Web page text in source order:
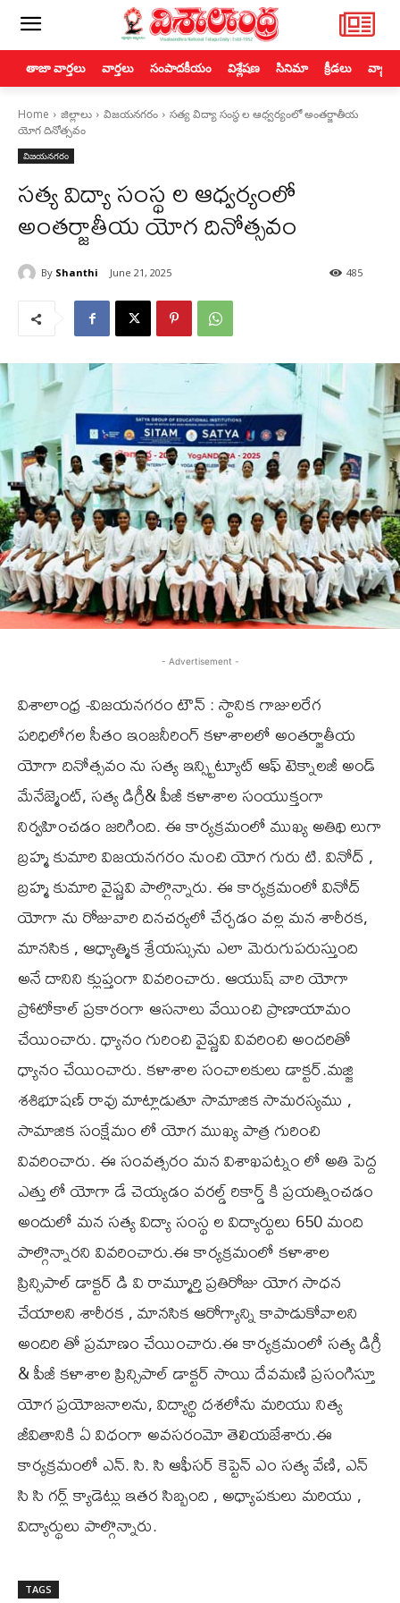
తాజా వార్తలు వార్తలు సంపాదకీయం విశ్లేషణ సినిమా క్రీడలు
Home జిల్లాలు విజయనగరం
సత్య విద్యా సంస్థ ల ఆధ్వర్యంలో అంతర్జాతీయ
యోగ దినోత్సవం
విజయనగరం
సత్య విద్యా సంస్థ ల ఆధ్వర్యంలో
అంతర్జాతీయ యోగ దినోత్సవం
By Shanthi June 21, 2025 485
- Advertisement -
విశాలాంధ్ర -విజయనగరం టౌన్ : స్థానిక గాజులరేగ
పరిధిలోగల సీతం ఇంజనీరింగ్ కళాశాలలో అంతర్జాతీయ
యోగా దినోత్సవం ను సత్య ఇన్స్టిట్యూట్ ఆఫ్ టెక్నాలజీ అండ్
మేనేజ్మెంట్, సత్య డిగ్రీ& పీజీ కళాశాల సంయుక్తంగా
నిర్వహించడం జరిగింది. ఈ కార్యక్రమంలో ముఖ్య అతిథి లుగా
బ్రహ్మ కుమారి విజయనగరం నుంచి యోగ గురు టి. వినోద్ ,
బ్రహ్మ కుమారి వైష్ణవి పాల్గొన్నారు. ఈ కార్యక్రమంలో వినోద్
యోగా ను రోజువారి దినచర్యలో చేర్చడం వల్ల మన శారీరక,
మానసిక , ఆధ్యాత్మిక శ్రేయస్సును ఎలా మెరుగుపరుస్తుంది
అనే దానిని క్లుప్తంగా వివరించారు. ఆయుష్ వారి యోగా
ప్రోటోకాల్ ప్రకారంగా ఆసనాలు వేయించి ప్రాణాయామం
చేయించారు. ధ్యానం గురించి వైష్ణవి వివరించి అందరితో
ధ్యానం చేయించారు. కళాశాల సంచాలకులు డాక్టర్.మజ్జి
శశిభూషణ్ రావు మాట్లాడుతూ సామాజిక సామరస్యము ,
సామాజిక సంక్షేమం లో యోగ ముఖ్య పాత్ర గురించి
వివరించారు. ఈ సంవత్సరం మన విశాఖపట్నం లో అతి పెద్ద
ఎత్తు లో యోగా డే చెయ్యడం వరల్డ్ రికార్డ్ కి ప్రయత్నించడం
అందులో మన సత్య విద్యా సంస్థ ల విద్యార్థులు 650 మంది
పాల్గొన్నారని వివరించారు.ఈ కార్యక్రమంలో కళాశాల
ప్రిన్సిపాల్ డాక్టర్ డి వి రామ్మూర్తి ప్రతిరోజు యోగ సాధన
చేయాలని శారీరక , మానసిక ఆరోగ్యాన్ని కాపాడుకోవాలని
అందిరి తో ప్రమాణం చేయించారు.ఈ కార్యక్రమంలో సత్య డిగ్రీ
& పీజీ కళాశాల ప్రిన్సిపాల్ డాక్టర్ సాయి దేవమణి ప్రసంగిస్తూ
యోగ ప్రయోజనాలను, విద్యార్థి దశలోను మరియు నిత్య
జీవితానికి ఏ విధంగా అవసరంమో తెలియజేశారు.ఈ
కార్యక్రమంలో ఎన్. సి. సి ఆఫీసర్ కెప్టెన్ ఎం సత్య వేణి, ఎన్
సి సి గర్ల్ క్యాడెట్లు ఇతర సిబ్బంది , అధ్యాపకులు మరియు ,
విద్యార్థులు పాల్గొన్నారు.
TAGS